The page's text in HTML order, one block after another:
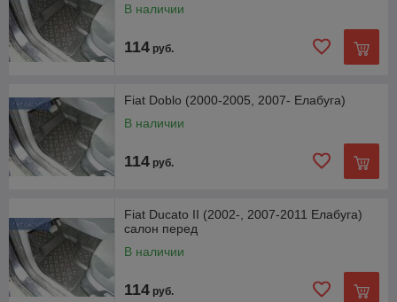
В наличии
114 руб.
Fiat Doblo (2000-2005, 2007- Елабуга)
В наличии
114 руб.
Fiat Ducato II (2002-, 2007-2011 Елабуга)
салон перед
В наличии
114 руб.